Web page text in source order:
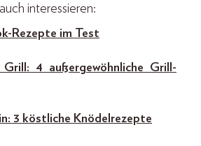
interessieren:
Rezepte im Test
Grill: 4 außergewöhnliche Grill-
3 köstliche Knödelrezepte